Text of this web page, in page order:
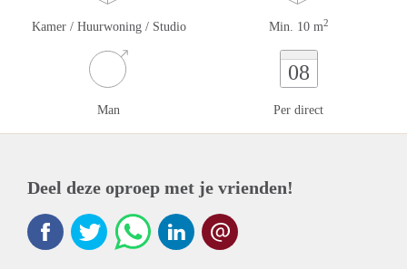
Kamer / Huurwoning / Studio Min. 10 m2
Man
08
Per direct
Deel deze oproep met je vrienden!